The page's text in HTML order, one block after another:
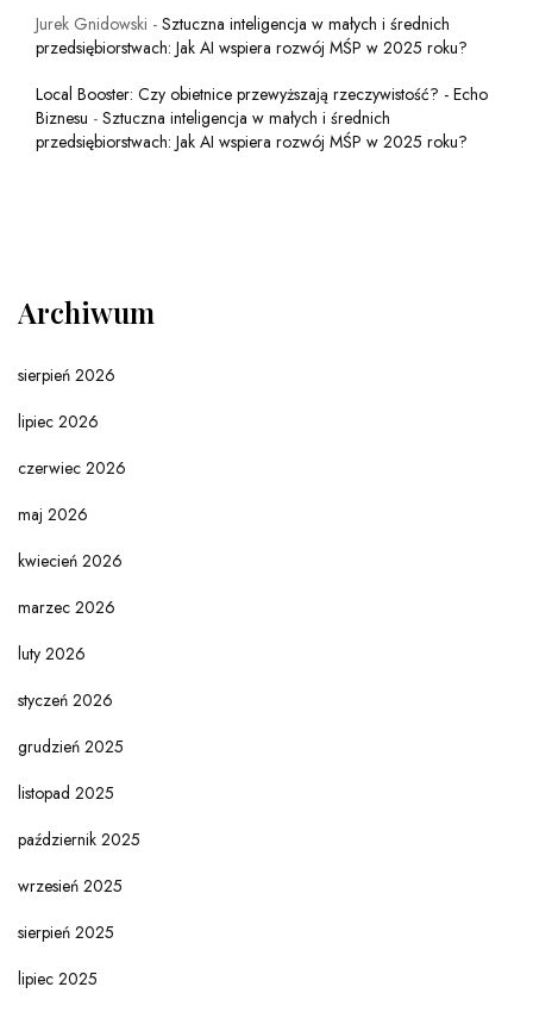
Jurek Gnidowski - Sztuczna inteligencja w małych i średnich
przedsiębiorstwach: Jak AI wspiera rozwój MŚP w 2025 roku?
Local Booster: Czy obietnice przewyższają rzeczywistość? - Echo
Biznesu - Sztuczna inteligencja w małych i średnich
przedsiębiorstwach: Jak AI wspiera rozwój MŚP w 2025 roku?
Archiwum
sierpień 2026
lipiec 2026
czerwiec 2026
maj 2026
kwiecień 2026
marzec 2026
luty 2026
styczeń 2026
grudzień 2025
listopad 2025
październik 2025
wrzesień 2025
sierpień 2025
lipiec 2025